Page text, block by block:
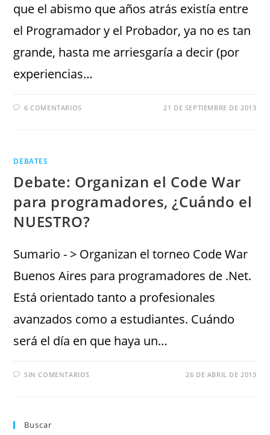
que el abismo que años atrás existía entre
el Programador y el Probador, ya no es tan
grande, hasta me arriesgaría a decir (por
experiencias…
6 COMENTARIOS 21 DE SEPTIEMBRE DE 2013
DEBATES
Debate: Organizan el Code War
para programadores, ¿Cuándo el
NUESTRO?
Sumario - > Organizan el torneo Code War
Buenos Aires para programadores de .Net.
Está orientado tanto a profesionales
avanzados como a estudiantes. Cuándo
será el día en que haya un…
SIN COMENTARIOS 26 DE ABRIL DE 2013
Buscar